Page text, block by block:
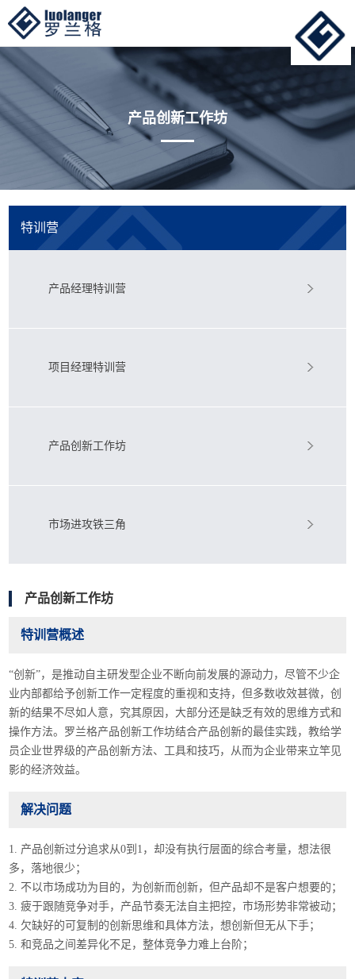
产品创新工作坊
特训营
产品经理特训营
项目经理特训营
产品创新工作坊
市场进攻铁三角
产品创新工作坊
特训营概述
“创新”，是推动自主研发型企业不断向前发展的源动力，尽管不少企
业内部都给予创新工作一定程度的重视和支持，但多数收效甚微，创
新的结果不尽如人意，究其原因，大部分还是缺乏有效的思维方式和
操作方法。罗兰格产品创新工作坊结合产品创新的最佳实践，教给学
员企业世界级的产品创新方法、工具和技巧，从而为企业带来立竿见
影的经济效益。
解决问题
1. 产品创新过分追求从0到1，却没有执行层面的综合考量，想法很
多，落地很少；
2. 不以市场成功为目的，为创新而创新，但产品却不是客户想要的；
3. 疲于跟随竞争对手，产品节奏无法自主把控，市场形势非常被动；
4. 欠缺好的可复制的创新思维和具体方法，想创新但无从下手；
5. 和竞品之间差异化不足，整体竞争力难上台阶；